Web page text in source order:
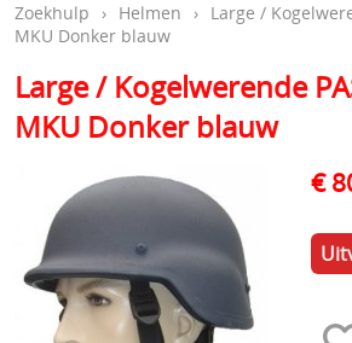
Webshop
KOOPJES
Stock klasse 4 kogelwerende
leverbaar
T-shirts
Kogelvrije vesten
Plate carriers level
Kogelwerende
Zoekhulp › Helmen › Large /
MKU Donker blauw
Large / Kogelwerende
MKU Donker blauw
€